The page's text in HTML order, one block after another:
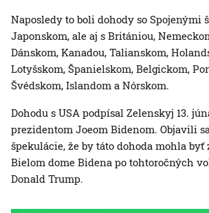
Naposledy to boli dohody so Spojenými
Japonskom, ale aj s Britániou,
Dánskom, Kanadou, Talianskom,
Lotyšskom, Španielskom, Belgickom,
Švédskom, Islandom a Nórskom.
Dohodu s USA podpísal Zelenskyj 13.
prezidentom Joeom Bidenom. Objavili
špekulácie, že by táto dohoda mohla byť
Bielom dome Bidena po tohtoročných
Donald Trump.